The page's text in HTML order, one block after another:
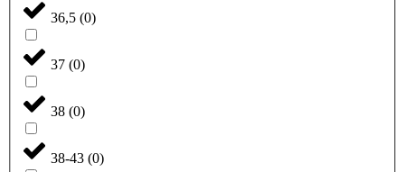
36,5 (0)
37 (0)
38 (0)
38-43 (0)